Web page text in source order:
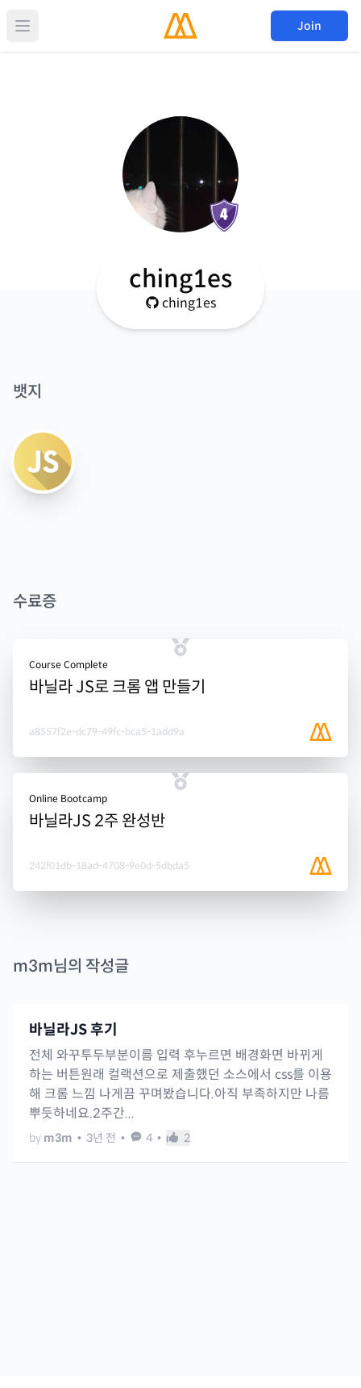
Join
ching1es
ching1es
뱃지
수료증
Course Complete
바닐라 JS로 크롬 앱 만들기
a8557f2e-dc79-49fc-bca5-1add9a
Online Bootcamp
바닐라JS 2주 완성반
242f01db-18ad-4708-9e0d-5dbda5
m3m님의 작성글
바닐라JS 후기
전체 와꾸투두부분이름 입력 후누르면 배경화면 바뀌게
하는 버튼원래 컬랙션으로 제출했던 소스에서 css를 이용
해 크롬 느낌 나게끔 꾸며봤습니다.아직 부족하지만 나름
뿌듯하네요.2주간...
by m3m • 3년 전 • 4 • 2